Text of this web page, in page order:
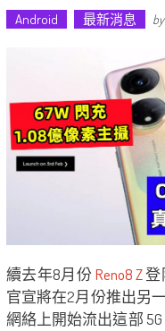
Android 最新消息 by
續去年8月份 Reno8 Z登
官宣將在2月份推出另一
網絡上開始流出這部